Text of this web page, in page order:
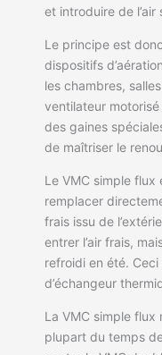
et introduire de l’air
Le principe est
dispositifs
les chambres,
ventilateur motorisé
des gaines
de maîtriser le
Le VMC simple
remplacer
frais issu de
entrer l’air frais,
refroidi en été.
d’échangeur
La VMC simple flux
plupart du temps